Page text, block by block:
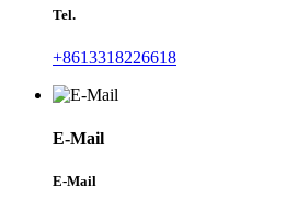
Tel.
+8613318226618
E-Mail
E-Mail